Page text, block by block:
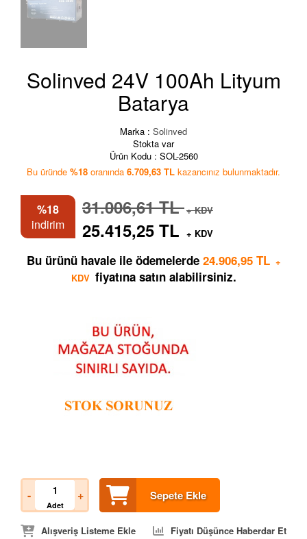
Solinved 24V 100Ah Lityum
Batarya
Marka : Solinved
Stokta var
Ürün Kodu : SOL-2560
%18
indirim
31.006,61 TL+ KDV
25.415,25 TL + KDV
Bu üründe %18 oranında 6.709,63 TL kazancınız bulunmaktadır.
Bu ürünü havale ile ödemelerde 24.906,95 TL +
KDV fiyatına satın alabilirsiniz.
-
Adet
+ Sepete Ekle
Alışveriş Listeme Ekle Fiyatı Düşünce Haberdar Et